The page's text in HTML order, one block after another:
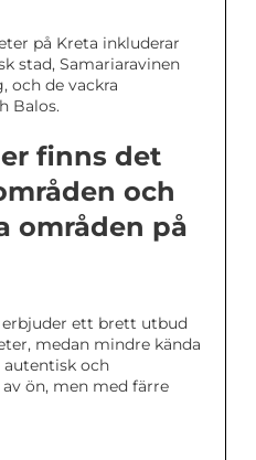
på Kreta inkluderar
stad, Samariaravinen
och de vackra
Balos.
finns det
och
områden på
ett brett utbud
medan mindre kända
autentisk och
ön, men med färre